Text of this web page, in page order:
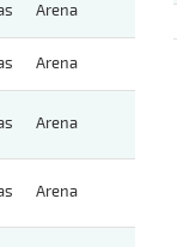
Arena
Arena
Arena
Arena